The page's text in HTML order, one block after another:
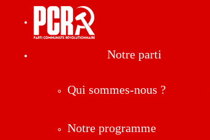
Notre parti
Qui sommes-nous ?
Notre programme